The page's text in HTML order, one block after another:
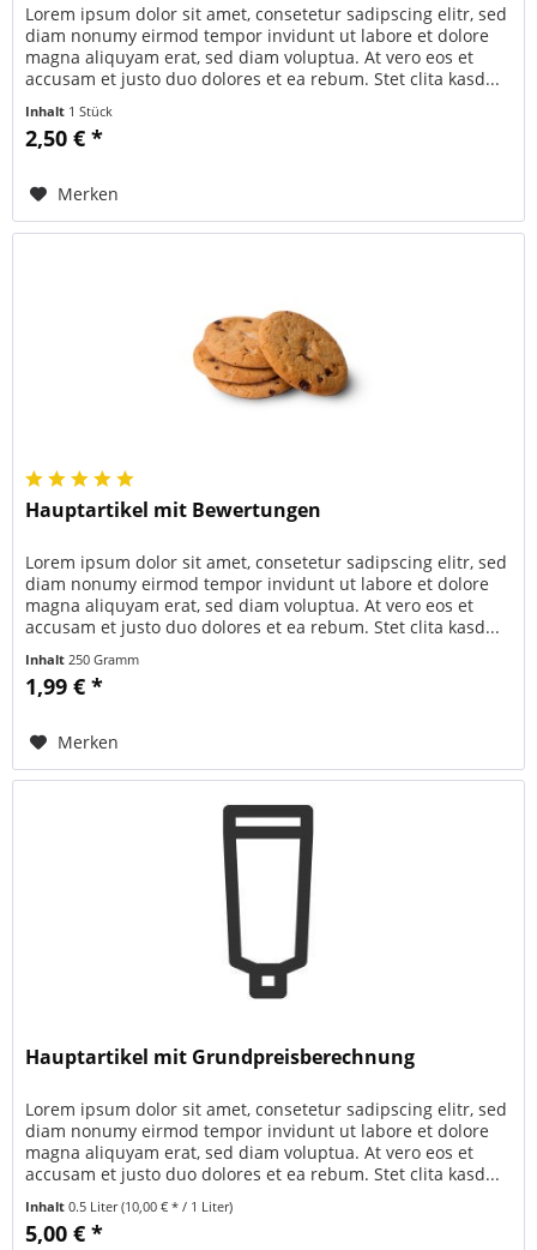
Lorem ipsum dolor sit amet, consetetur sadipscing elitr, sed
diam nonumy eirmod tempor invidunt ut labore et dolore
magna aliquyam erat, sed diam voluptua. At vero eos et
accusam et justo duo dolores et ea rebum. Stet clita kasd...
Inhalt 1 Stück
2,50 € *
Merken
Hauptartikel mit Bewertungen
Lorem ipsum dolor sit amet, consetetur sadipscing elitr, sed
diam nonumy eirmod tempor invidunt ut labore et dolore
magna aliquyam erat, sed diam voluptua. At vero eos et
accusam et justo duo dolores et ea rebum. Stet clita kasd...
Inhalt 250 Gramm
1,99 € *
Merken
Hauptartikel mit Grundpreisberechnung
Lorem ipsum dolor sit amet, consetetur sadipscing elitr, sed
diam nonumy eirmod tempor invidunt ut labore et dolore
magna aliquyam erat, sed diam voluptua. At vero eos et
accusam et justo duo dolores et ea rebum. Stet clita kasd...
Inhalt0.5 Liter(10,00 € * / 1 Liter)
5,00 € *